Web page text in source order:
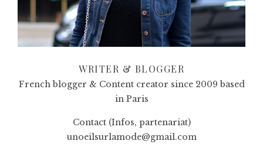
WRITER & BLOGGER
French blogger & Content creator since 2009 based
in Paris
Contact (Infos, partenariat)
unoeilsurlamode@gmail.com